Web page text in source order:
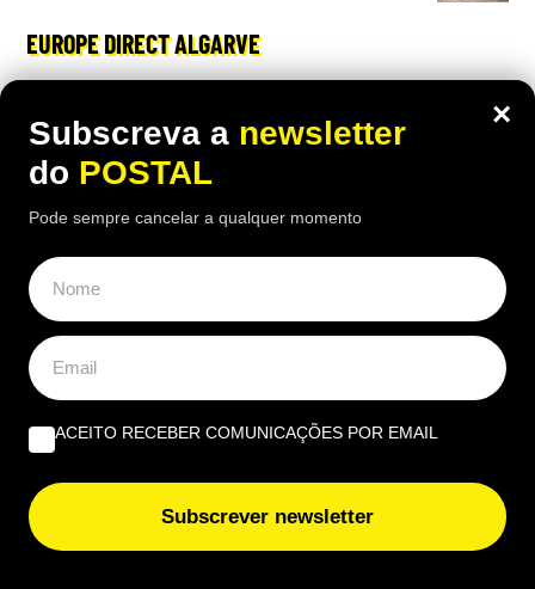
EUROPE DIRECT ALGARVE
Next Culture | Por João Palmeiro
×
Subscreva a newsletter
do POSTAL
Pode sempre cancelar a qualquer momento
ACEITO RECEBER COMUNICAÇÕES POR EMAIL
Subscrever newsletter